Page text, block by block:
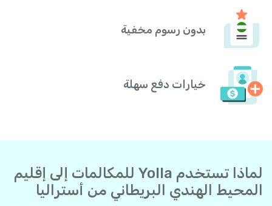
بدون رسوم مخفية
خيارات دفع سهلة
لماذا تستخدم Yolla للمكالمات إلى إقليم
المحيط الهندي البريطاني من أستراليا